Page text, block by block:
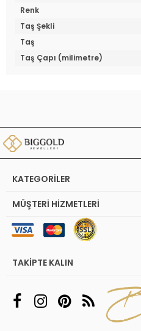
Renk
Taş Şekli
Taş
Taş Çapı (milimetre)
KATEGORILER
MÜŞTERI HIZMETLERI
TAKIPTE KALIN